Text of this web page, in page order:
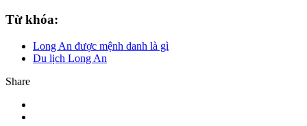
Từ khóa:
Long An được mệnh danh là gì
Du lịch Long An
Share